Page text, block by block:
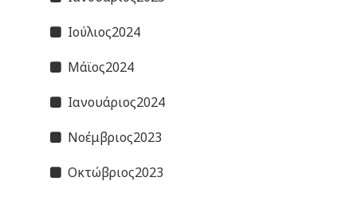
Ιούλιος2024
Μάϊος2024
Ιανουάριος2024
Νοέμβριος2023
Οκτώβριος2023